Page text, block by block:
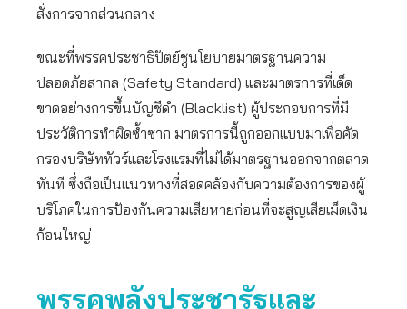
สั่งการจากส่วนกลาง
ขณะที่พรรคประชาธิปัตย์ชูนโยบายมาตรฐานความ
ปลอดภัยสากล (Safety Standard) และมาตรการที่เด็ด
ขาดอย่างการขึ้นบัญชีดำ (Blacklist) ผู้ประกอบการที่มี
ประวัติการทำผิดซ้ำซาก มาตรการนี้ถูกออกแบบมาเพื่อคัด
กรองบริษัททัวร์และโรงแรมที่ไม่ได้มาตรฐานออกจากตลาด
ทันที ซึ่งถือเป็นแนวทางที่สอดคล้องกับความต้องการของผู้
บริโภคในการป้องกันความเสียหายก่อนที่จะสูญเสียเม็ดเงิน
ก้อนใหญ่
พรรคพลังประชารัฐและ